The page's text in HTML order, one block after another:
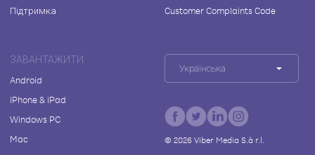
Підтримка
Customer Complaints Code
ЗАВАНТАЖИТИ
Android
iPhone & iPad
Windows PC
Mac
Українська
© 2026Viber Media S.à r.l.